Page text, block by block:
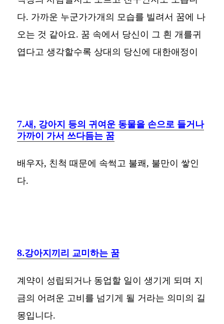
다. 가까운 누군가가개의 모습를 빌려서 꿈에 나
오는 것 같아요. 꿈 속에서 당신이 그 흰 개를귀
엽다고 생각할수록 상대의 당신에 대한애정이
7.새, 강아지 등의 귀여운 동물을 손으로 들거나
가까이 가서 쓰다듬는 꿈
배우자, 친척 때문에 속썩고 불쾌, 불만이 쌓인
다.
8.강아지끼리 교미하는 꿈
계약이 성립되거나 동업할 일이 생기게 되며 지
금의 어려운 고비를 넘기게 될 거라는 의미의 길
몽입니다.